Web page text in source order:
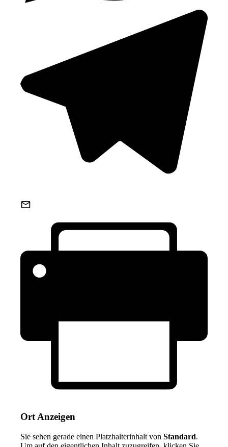
Ort Anzeigen
Sie sehen gerade einen Platzhalterinhalt vonStandard.